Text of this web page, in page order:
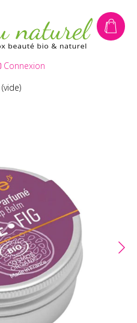
Connexion
(vide)